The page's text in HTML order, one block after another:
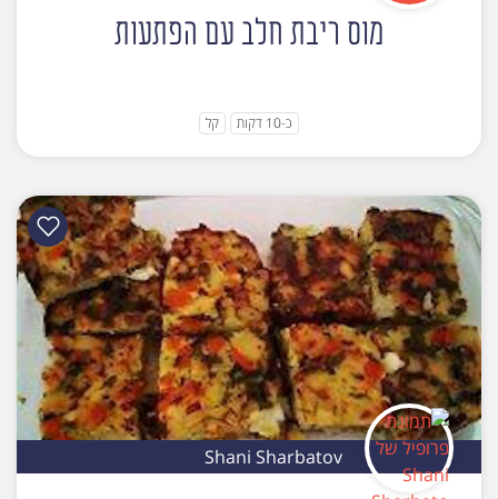
מוס ריבת חלב עם הפתעות
כ-10 דקות קל
Shani Sharbatov